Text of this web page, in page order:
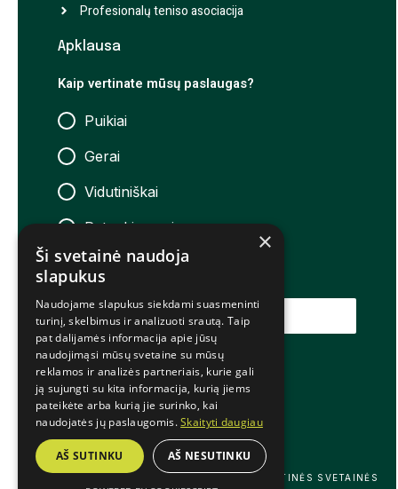
Profesionalų teniso asociacija
Apklausa
Kaip vertinate mūsų paslaugas?
Puikiai
Gerai
Vidutiniškai
Patenkinamai
Neigiamai
ĮVERTINTI
© 2025 Šiaulių teniso akademija
INTERNETINĖS SVETAINĖS
×
Ši svetainė naudoja
slapukus
Naudojame slapukus siekdami suasmeninti
turinį, skelbimus ir analizuoti srautą. Taip
pat dalijamės informacija apie jūsų
naudojimąsi mūsų svetaine su mūsų
reklamos ir analizės partneriais, kurie gali
ją sujungti su kita informacija, kurią jiems
pateikėte arba kurią jie surinko, kai
naudojatės jų paslaugomis.Skaityti daugiau
AŠ SUTINKU AŠ NESUTINKU